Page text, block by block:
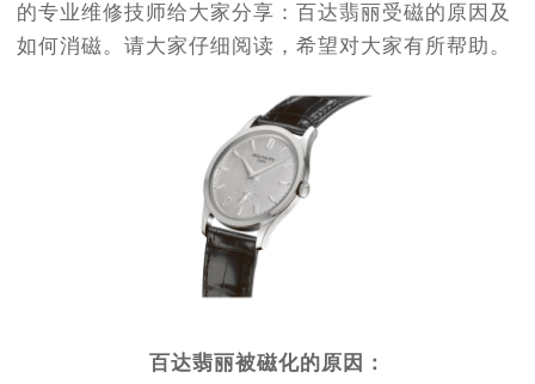
的专业维修技师给大家分享：百达翡丽受磁的原因及
如何消磁。请大家仔细阅读，希望对大家有所帮助。
百达翡丽被磁化的原因：